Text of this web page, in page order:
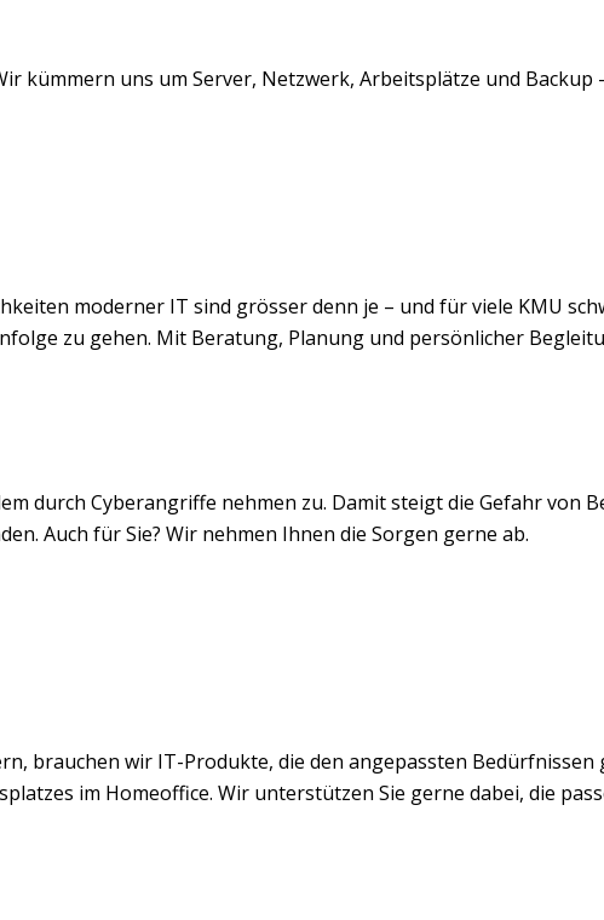
kümmern uns um Server, Netzwerk, Arbeitsplätze und
moderner IT sind grösser denn je – und für viele KMU
zu gehen. Mit Beratung, Planung und persönlicher
durch Cyberangriffe nehmen zu. Damit steigt die Gefahr von
Auch für Sie? Wir nehmen Ihnen die Sorgen gerne ab.
brauchen wir IT-Produkte, die den angepassten Bedürfnissen
im Homeoffice. Wir unterstützen Sie gerne dabei, die